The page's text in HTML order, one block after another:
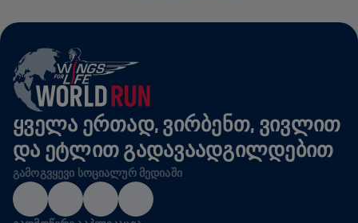
ᲧᲕᲔᲚᲐ ᲔᲠᲗᲐᲓ, ᲕᲘᲠᲑᲔᲜᲗ, ᲕᲘᲕᲚᲘᲗ
ᲓᲐ ᲔᲢᲚᲘᲗ ᲒᲐᲓᲐᲕᲐᲐᲓᲒᲘᲚᲓᲔᲑᲘᲗ
ᲒᲐᲛᲝᲒᲕᲧᲔᲕᲘ ᲡᲝᲪᲘᲐᲚᲣᲠ ᲛᲔᲓᲘᲐᲨᲘ